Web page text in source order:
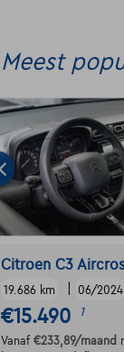
Meest
Citroen C3
19.686 km 06/2024
€15.490 1
Vanaf €233,89/maand